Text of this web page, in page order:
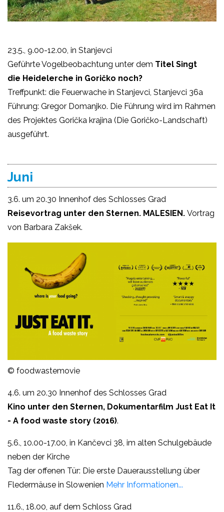
23.5., 9.00-12.00, in Stanjevci
Geführte Vogelbeobachtung unter dem Titel Singt
die Heidelerche in Goričko noch?
Treffpunkt: die Feuerwache in Stanjevci, Stanjevci 36a
Führung: Gregor Domanjko. Die Führung wird im Rahmen
des Projektes Gorička krajina (Die Goričko-Landschaft)
ausgeführt.
Juni
3.6. um 20.30 Innenhof des Schlosses Grad
Reisevortrag unter den Sternen. MALESIEN. Vortrag
von Barbara Zakšek.
© foodwastemovie
4.6. um 20.30 Innenhof des Schlosses Grad
Kino unter den Sternen, Dokumentarfilm Just Eat It
- A food waste story (2016).
5.6., 10.00-17.00, in Kančevci 38, im alten Schulgebäude
neben der Kirche
Tag der offenen Tür: Die erste Dauerausstellung über
Fledermäuse in Slowenien Mehr Informationen...
11.6., 18.00, auf dem Schloss Grad